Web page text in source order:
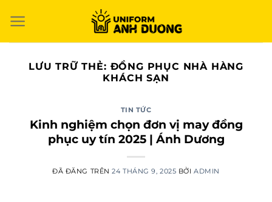
đến
LƯU TRỮ THẺ: ĐỒNG PHỤC NHÀ HÀNG
KHÁCH SẠN
TIN TỨC
Kinh nghiệm chọn đơn vị may đồng
phục uy tín 2025 | Ánh Dương
ĐÃ ĐĂNG TRÊN24 THÁNG 9, 2025 BỞIADMIN